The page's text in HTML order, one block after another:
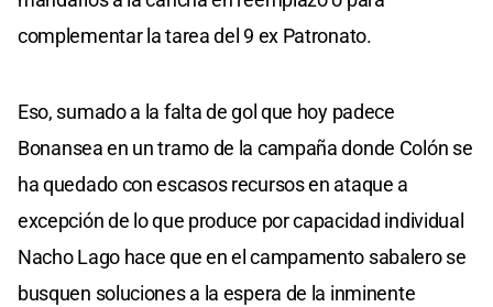
complementar la tarea del 9 ex Patronato.
Eso, sumado a la falta de gol que hoy padece
Bonansea en un tramo de la campaña donde Colón se
ha quedado con escasos recursos en ataque a
excepción de lo que produce por capacidad individual
Nacho Lago hace que en el campamento sabalero se
busquen soluciones a la espera de la inminente